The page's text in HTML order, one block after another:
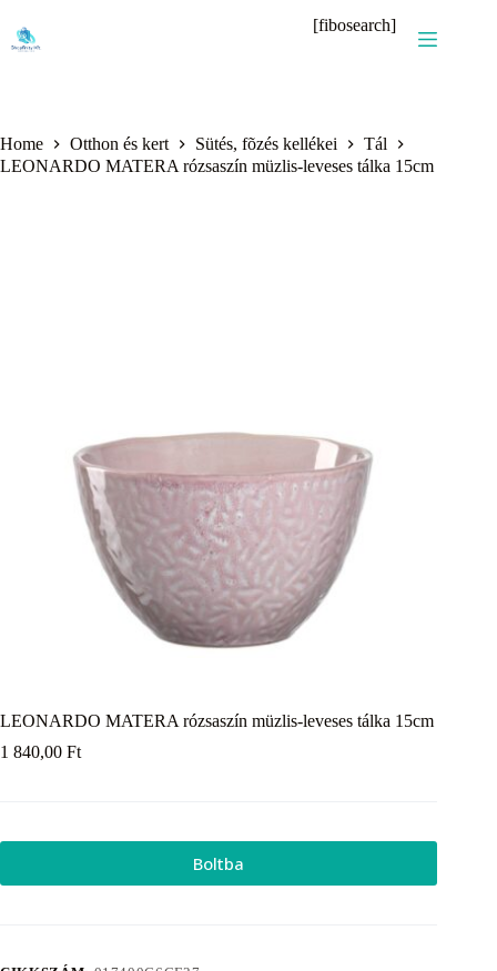
content
[fibosearch]
Home Otthon és kert Sütés, fõzés kellékei
Tál
LEONARDO MATERA rózsaszín müzlis-leveses tálka 15cm
LEONARDO MATERA rózsaszín müzlis-leveses tálka 15cm
1 840,00 Ft
Boltba